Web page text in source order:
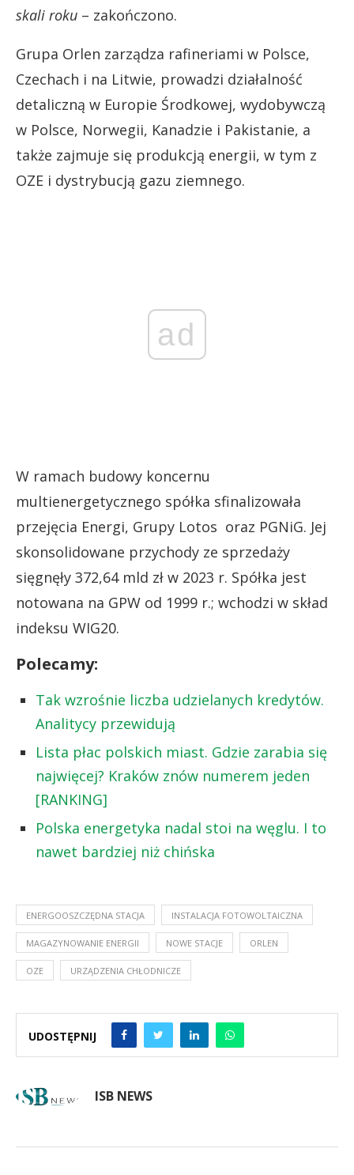
skali roku – zakończono.
Grupa Orlen zarządza rafineriami w Polsce,
Czechach i na Litwie, prowadzi działalność
detaliczną w Europie Środkowej, wydobywczą
w Polsce, Norwegii, Kanadzie i Pakistanie, a
także zajmuje się produkcją energii, w tym z
OZE i dystrybucją gazu ziemnego.
ad
W ramach budowy koncernu
multienergetycznego spółka sfinalizowała
przejęcia Energi, Grupy Lotos oraz PGNiG. Jej
skonsolidowane przychody ze sprzedaży
sięgnęły 372,64 mld zł w 2023 r. Spółka jest
notowana na GPW od 1999 r.; wchodzi w skład
indeksu WIG20.
Polecamy:
Tak wzrośnie liczba udzielanych kredytów.
Analitycy przewidują
Lista płac polskich miast. Gdzie zarabia się
najwięcej? Kraków znów numerem jeden
[RANKING]
Polska energetyka nadal stoi na węglu. I to
nawet bardziej niż chińska
ENERGOOSZCZĘDNA STACJA INSTALACJA FOTOWOLTAICZNA
MAGAZYNOWANIE ENERGII NOWE STACJE ORLEN
OZE URZĄDZENIA CHŁODNICZE
UDOSTĘPNIJ
ISB NEWS